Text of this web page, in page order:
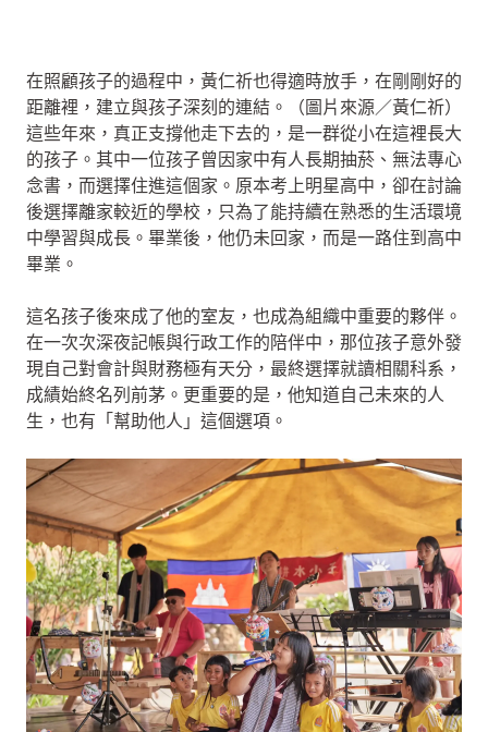
在照顧孩子的過程中，黃仁祈也得適時放手，在剛剛好的
距離裡，建立與孩子深刻的連結。（圖片來源／黃仁祈）
這些年來，真正支撐他走下去的，是一群從小在這裡長大
的孩子。其中一位孩子曾因家中有人長期抽菸、無法專心
念書，而選擇住進這個家。原本考上明星高中，卻在討論
後選擇離家較近的學校，只為了能持續在熟悉的生活環境
中學習與成長。畢業後，他仍未回家，而是一路住到高中
畢業。
這名孩子後來成了他的室友，也成為組織中重要的夥伴。
在一次次深夜記帳與行政工作的陪伴中，那位孩子意外發
現自己對會計與財務極有天分，最終選擇就讀相關科系，
成績始終名列前茅。更重要的是，他知道自己未來的人
生，也有「幫助他人」這個選項。